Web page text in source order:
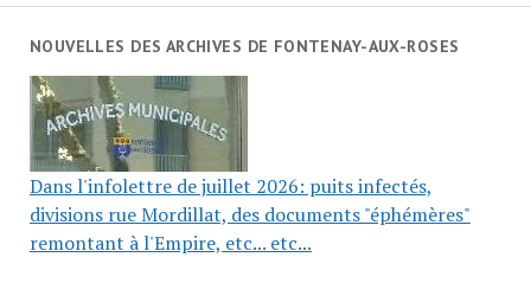
NOUVELLES DES ARCHIVES DE FONTENAY-AUX-ROSES
Dans l'infolettre de juillet 2026: puits infectés,
divisions rue Mordillat, des documents "éphémères"
remontant à l'Empire, etc... etc...